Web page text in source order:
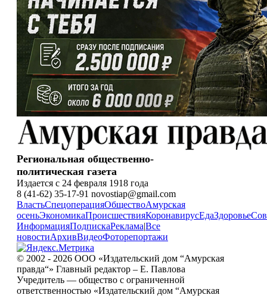
Региональная общественно-
политическая газета
Издается с 24 февраля 1918 года
8 (41-62) 35-17-91 novostiap@gmail.com
ВластьСпецоперацияОбществоАмурская
осеньЭкономикаПроисшествияКоронавирусЕдаЗдоровье
ИнформацияПодпискаРеклама|Все
новостиАрхивВидеоФоторепортажи
© 2002 - 2026 ООО «Издательский дом “Амурская
правда“» Главный редактор – Е. Павлова
Учредитель — общество с ограниченной
ответственностью «Издательский дом “Амурская